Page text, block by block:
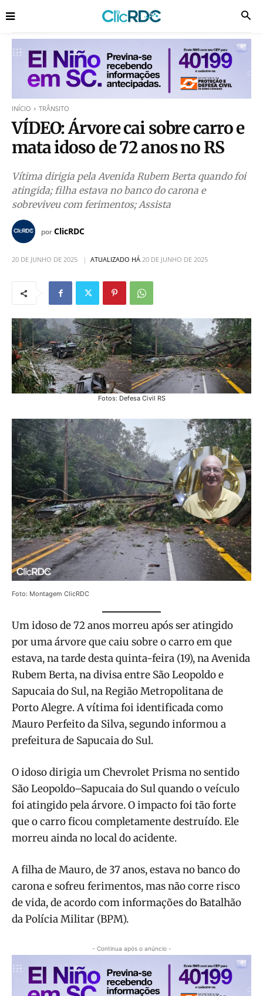
INÍCIO TRÂNSITO
VÍDEO: Árvore cai sobre carro e
mata idoso de 72 anos no RS
Vítima dirigia pela Avenida Rubem Berta quando foi
atingida; filha estava no banco do carona e
sobreviveu com ferimentos; Assista
porClicRDC
20 DE JUNHO DE 2025 ATUALIZADO HÁ 20 DE JUNHO DE 2025
Fotos: Defesa Civil RS
Foto: Montagem ClicRDC
Um idoso de 72 anos morreu após ser atingido
por uma árvore que caiu sobre o carro em que
estava, na tarde desta quinta-feira (19), na Avenida
Rubem Berta, na divisa entre São Leopoldo e
Sapucaia do Sul, na Região Metropolitana de
Porto Alegre. A vítima foi identificada como
Mauro Perfeito da Silva, segundo informou a
prefeitura de Sapucaia do Sul.
O idoso dirigia um Chevrolet Prisma no sentido
São Leopoldo–Sapucaia do Sul quando o veículo
foi atingido pela árvore. O impacto foi tão forte
que o carro ficou completamente destruído. Ele
morreu ainda no local do acidente.
A filha de Mauro, de 37 anos, estava no banco do
carona e sofreu ferimentos, mas não corre risco
de vida, de acordo com informações do Batalhão
da Polícia Militar (BPM).
- Continua após o anúncio -